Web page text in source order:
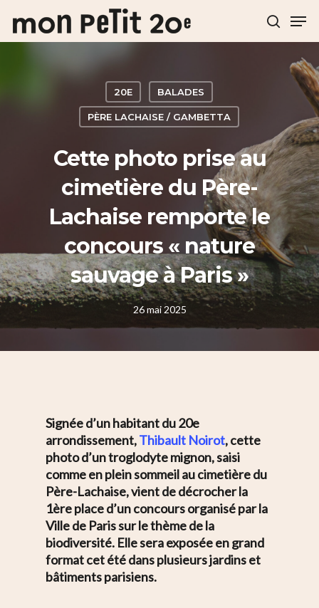
Hit enter to search or ESC to close
20E BALADES
PÈRE LACHAISE / GAMBETTA
Cette photo prise au
cimetière du Père-
Lachaise remporte le
concours « nature
sauvage à Paris »
26 mai 2025
Signée d’un habitant du 20e
arrondissement,Thibault Noirot, cette
photo d’un troglodyte mignon, saisi
comme en plein sommeil au cimetière du
Père-Lachaise, vient de décrocher la
1ère place d’un concours organisé par la
Ville de Paris sur le thème de la
biodiversité. Elle sera exposée en grand
format cet été dans plusieurs jardins et
bâtiments parisiens.